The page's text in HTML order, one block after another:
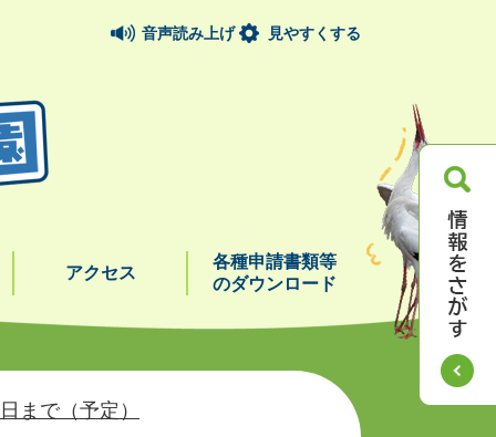
音声読み上げ 見やすくする
アクセス
各種申請書類等
のダウンロード
まで（予定）